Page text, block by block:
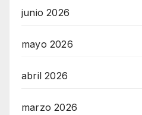
junio 2026
mayo 2026
abril 2026
marzo 2026